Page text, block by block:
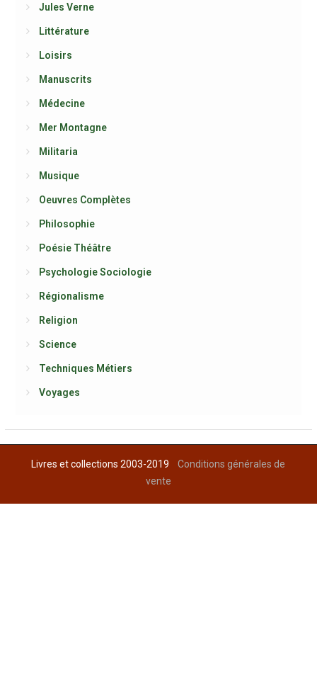
Jules Verne
Littérature
Loisirs
Manuscrits
Médecine
Mer Montagne
Militaria
Musique
Oeuvres Complètes
Philosophie
Poésie Théâtre
Psychologie Sociologie
Régionalisme
Religion
Science
Techniques Métiers
Voyages
Livres et collections 2003-2019Conditions générales de
vente